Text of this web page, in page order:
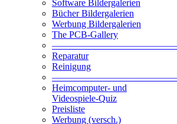
Software Bildergalerien
Bücher Bildergalerien
Werbung Bildergalerien
The PCB-Gallery
Reparatur
Reinigung
Heimcomputer- und
Videospiele-Quiz
Preisliste
Werbung (versch.)